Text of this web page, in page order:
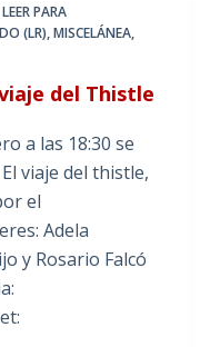
LEER PARA
(LR),MISCELÁNEA,
del Thistle
a las 18:30 se
viaje del thistle,
el
Adela
y Rosario Falcó